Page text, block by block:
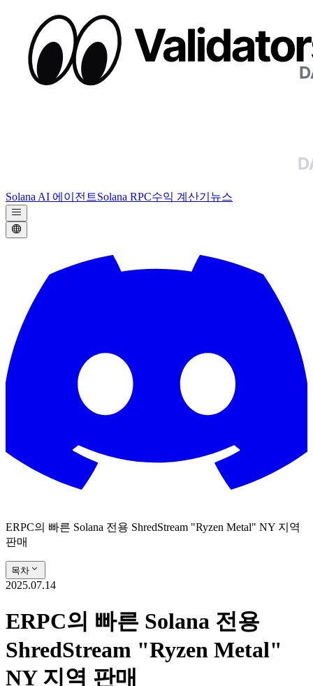
Solana AI 에이전트Solana RPC수익 계산기 뉴스
ERPC의 빠른 Solana 전용 ShredStream "Ryzen Metal" NY 지역
판매
목차
2025.07.14
ERPC의 빠른 Solana 전용
ShredStream "Ryzen Metal"
NY 지역 판매